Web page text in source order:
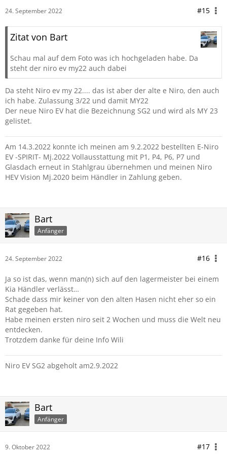
24. September 2022 #15
Zitat von Bart
Schau mal auf dem Foto was ich hochgeladen habe. Da
steht der niro ev my22 auch dabei
Da steht Niro ev my 22.... das ist aber der alte e Niro, den auch
ich habe. Zulassung 3/22 und damit MY22
Der neue Niro EV hat die Bezeichnung SG2 und wird als MY 23
gelistet.
Am 14.3.2022 konnte ich meinen am 9.2.2022 bestellten E-Niro
EV -SPIRIT- Mj.2022 Vollausstattung mit P1, P4, P6, P7 und
Glasdach erneut in Stahlgrau übernehmen und meinen Niro
HEV Vision Mj.2020 beim Händler in Zahlung geben.
Bart
Anfänger
24. September 2022 #16
Ja so ist das, wenn man(n) sich auf den lagermeister bei einem
Kia Händler verlässt…
Schade dass mir keiner von den alten Hasen nicht eher so ein
Rat gegeben hat.
Habe meinen ersten niro seit 2 Wochen und muss die Welt neu
entdecken.
Trotzdem danke für deine Info Wili
Niro EV SG2 abgeholt am2.9.2022
Bart
Anfänger
9. Oktober 2022 #17